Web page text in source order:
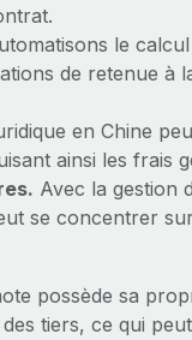
le
de retenue à
en Chine
ainsi les frais
Avec la gestion
se concentrer
possède sa
tiers, ce qui